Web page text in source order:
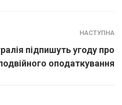
НАСТУПНА
підпишуть угоду про
оподаткування